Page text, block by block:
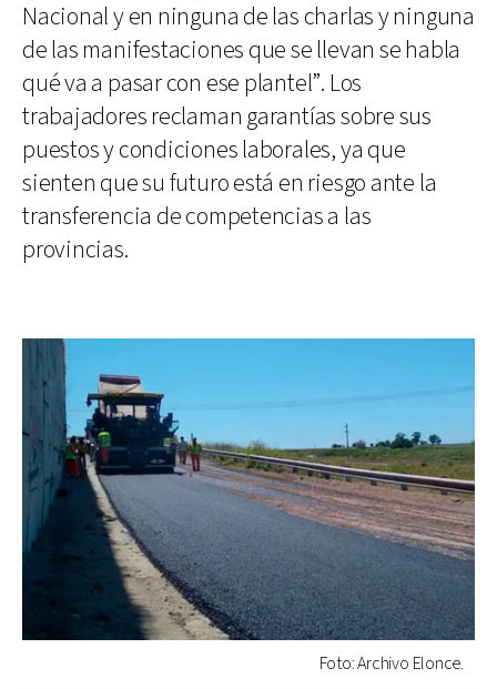
Nacional y en ninguna de las charlas y ninguna
de las manifestaciones que se llevan se habla
qué va a pasar con ese plantel”. Los
trabajadores reclaman garantías sobre sus
puestos y condiciones laborales, ya que
sienten que su futuro está en riesgo ante la
transferencia de competencias a las
provincias.
Foto: Archivo Elonce.